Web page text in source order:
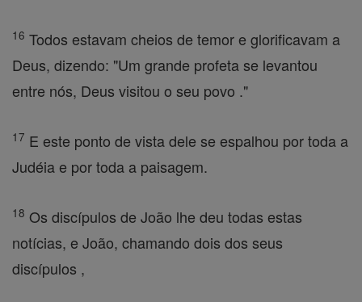
16 Todos estavam cheios de temor e glorificavam a
Deus, dizendo: "Um grande profeta se levantou
entre nós, Deus visitou o seu povo ."
17 E este ponto de vista dele se espalhou por toda a
Judéia e por toda a paisagem.
18 Os discípulos de João lhe deu todas estas
notícias, e João, chamando dois dos seus
discípulos ,